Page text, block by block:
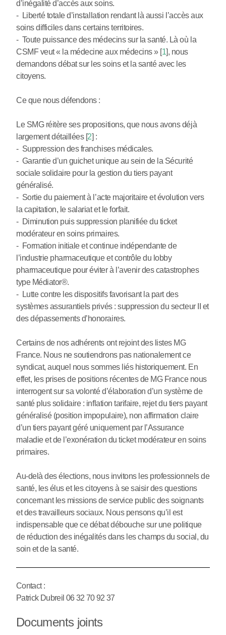
d’inégalité d’accès aux soins.
- Liberté totale d’installation rendant là aussi l’accès aux
soins difficiles dans certains territoires.
- Toute puissance des médecins sur la santé. Là où la
CSMF veut « la médecine aux médecins »[1], nous
demandons débat sur les soins et la santé avec les
citoyens.
Ce que nous défendons :
Le SMG réitère ses propositions, que nous avons déjà
largement détaillées[2] :
- Suppression des franchises médicales.
- Garantie d’un guichet unique au sein de la Sécurité
sociale solidaire pour la gestion du tiers payant
généralisé.
- Sortie du paiement à l’acte majoritaire et évolution vers
la capitation, le salariat et le forfait.
- Diminution puis suppression planifiée du ticket
modérateur en soins primaires.
- Formation initiale et continue indépendante de
l’industrie pharmaceutique et contrôle du lobby
pharmaceutique pour éviter à l’avenir des catastrophes
type Médiator®.
- Lutte contre les dispositifs favorisant la part des
systèmes assurantiels privés : suppression du secteur II et
des dépassements d’honoraires.
Certains de nos adhérents ont rejoint des listes MG
France. Nous ne soutiendrons pas nationalement ce
syndicat, auquel nous sommes liés historiquement. En
effet, les prises de positions récentes de MG France nous
interrogent sur sa volonté d’élaboration d’un système de
santé plus solidaire : inflation tarifaire, rejet du tiers payant
généralisé (position impopulaire), non affirmation claire
d’un tiers payant géré uniquement par l’Assurance
maladie et de l’exonération du ticket modérateur en soins
primaires.
Au-delà des élections, nous invitons les professionnels de
santé, les élus et les citoyens à se saisir des questions
concernant les missions de service public des soignants
et des travailleurs sociaux. Nous pensons qu’il est
indispensable que ce débat débouche sur une politique
de réduction des inégalités dans les champs du social, du
soin et de la santé.
Contact :
Patrick Dubreil 06 32 70 92 37
Documents joints